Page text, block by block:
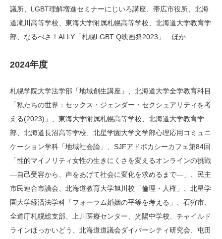
議所、LGBT理解増進セミナーにじいろ講座、帯広市役所、北海
道滝川高等学校、東海大学附属札幌高等学校、北海道大学教育学
部、なるべさ！ALLY「札幌LGBT Q映画祭2023」 ほか
2024年度
札幌学院大学法学部「地域創生講座」、北海道大学全学教育科目
「私たちの世界：セックス・ジェンダー・セクシュアリティを考
える(2023)」、東海大学附属札幌高等学校、北海道大学教育学
部、北海道長沼高等学校、北星学園大学文学部心理応用コミュニ
ケーション学科「地域社会論」、SJFアドボカシーカフェ第84回
「性的マイノリティ女性の生きにくさを変えるオンラインの挑戦
―自己受容から、声をあげて社会に変化を求めるまで―」、民主
市民連合市議会、北海道教育大学旭川校「倫理・人権」、北星学
園大学経済法学科「フォーラム婚姻の平等を考える」、石狩市、
全道庁札幌総支部、上川医療センター、光陽中学校、チャイルド
ラインほっかいどう、北海道道議会ダイバーシティ研究会、屯田